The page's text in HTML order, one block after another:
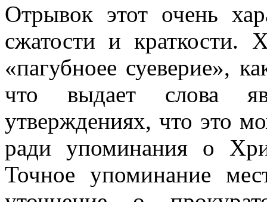
Отрывок этот очень
сжатости и краткости.
«пагубноее суеверие»,
что выдает слова
утверждениях, что это
ради упоминания о
Точное упоминание